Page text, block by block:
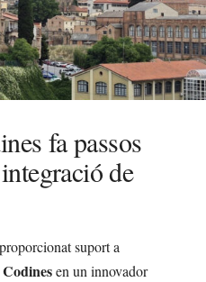
fa passos
de
suport a
en un innovador